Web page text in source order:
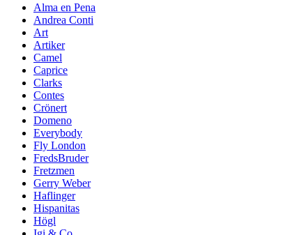
Alma en Pena
Andrea Conti
Art
Artiker
Camel
Caprice
Clarks
Contes
Crönert
Domeno
Everybody
Fly London
FredsBruder
Fretzmen
Gerry Weber
Haflinger
Hispanitas
Högl